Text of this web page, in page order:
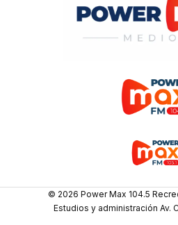
© 2026 Power Max 104.5
Estudios y administración Av.